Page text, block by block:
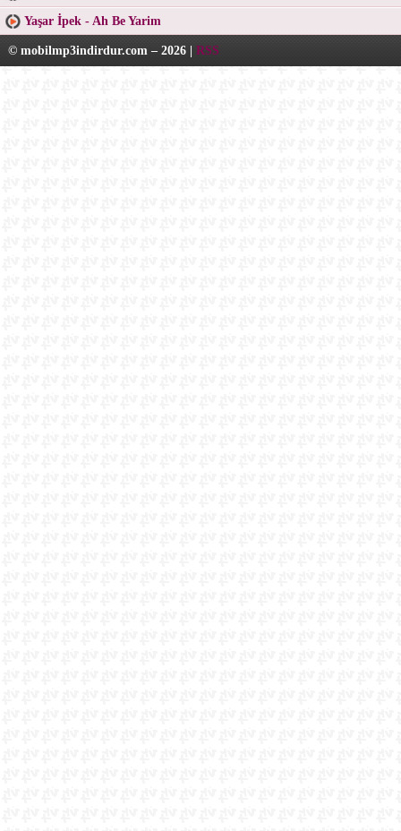
Yaşar İpek - Ah Be Yarim
© mobilmp3indirdur.com – 2026 | RSS